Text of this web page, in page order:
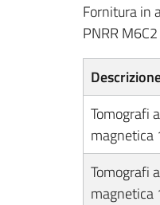
Fornitura in
PNRR
Tomografi
magnetica
Tomografi
magnetica